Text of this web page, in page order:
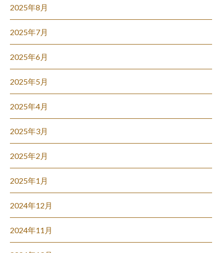
2025年8月
2025年7月
2025年6月
2025年5月
2025年4月
2025年3月
2025年2月
2025年1月
2024年12月
2024年11月